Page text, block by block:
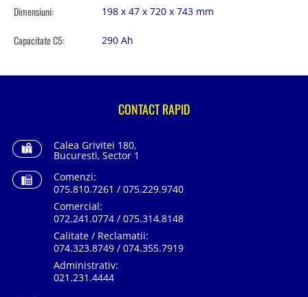
Dimensiuni: 198 x 47 x 720 x 743 mm
Capacitate C5: 290 Ah
CONTACT RAPID
Calea Grivitei 180,
Bucuresti, Sector 1
Comenzi:
075.810.7261 / 075.229.9740
Comercial:
072.241.0774 / 075.314.8148
Calitate / Reclamatii:
074.323.8749 / 074.355.7919
Administrativ:
021.231.4444